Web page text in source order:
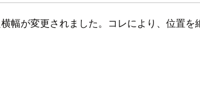
幅が変更されました。コレにより、位置